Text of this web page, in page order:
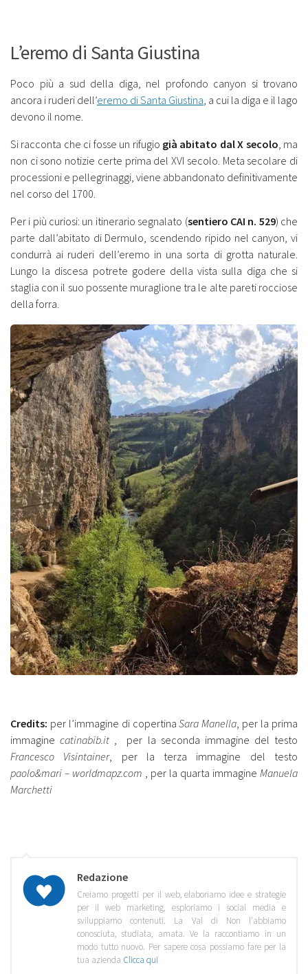
L’eremo di Santa Giustina
Poco più a sud della diga, nel profondo canyon si trovano
ancora i ruderi dell’eremo di Santa Giustina , a cui la diga e il lago
devono il nome.
Si racconta che ci fosse un rifugio già abitato dal X secolo , ma
non ci sono notizie certe prima del XVI secolo. Meta secolare di
processioni e pellegrinaggi, viene abbandonato definitivamente
nel corso del 1700.
Per i più curiosi: un itinerario segnalato (sentiero CAI n. 529) che
parte dall’abitato di Dermulo, scendendo ripido nel canyon, vi
condurrà ai ruderi dell’eremo in una sorta di grotta naturale.
Lungo la discesa potrete godere della vista sulla diga che si
staglia con il suo possente muraglione tra le alte pareti rocciose
della forra.
Credits: per l’immagine di copertinaSara Manella, per la prima
immaginecatinabib.it , per la seconda immagine del testo
Francesco Visintainer, per la terza immagine del testo
paolo&mari – worldmapz.com , per la quarta immagine Manuela
Marchetti
Redazione
Creiamo progetti per il web, elaboriamo idee e strategie
per il web marketing, esploriamo i social media e
sviluppiamo contenuti. La Val di Non l'abbiamo
conosciuta, studiata, amata. Ve la raccontiamo in un
modo tutto nuovo. Per sapere cosa possiamo fare per la
tua azienda Clicca qui